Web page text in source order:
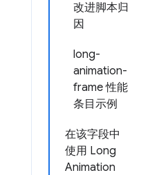
改进脚本归
因
long-
animation-
frame 性能
条目示例
在该字段中
使用 Long
Animation